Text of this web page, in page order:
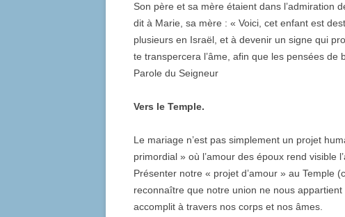
Son père et sa mère étaient dans l’admiration
dit à Marie, sa mère : « Voici, cet enfant est
plusieurs en Israël, et à devenir un signe qui
te transpercera l’âme, afin que les pensées
Parole du Seigneur
Vers le Temple.
Le mariage n’est pas simplement un projet
primordial » où l’amour des époux rend visible
Présenter notre « projet d’amour » au Temple
reconnaître que notre union ne nous
accomplit à travers nos corps et nos âmes.